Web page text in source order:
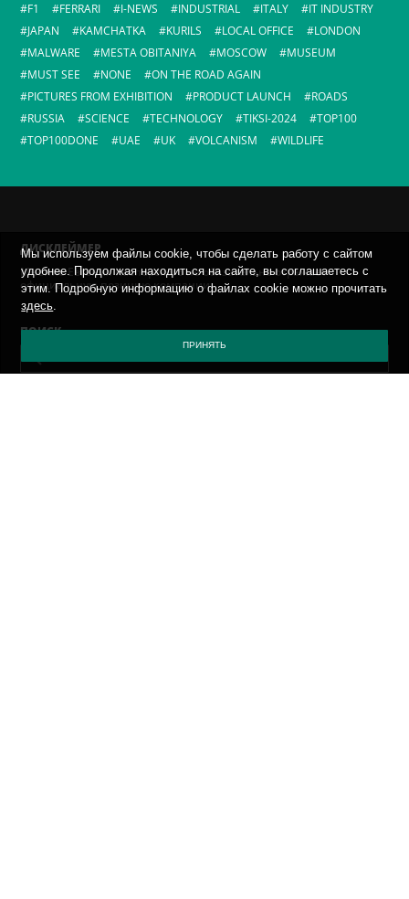
F1
FERRARI I-NEWS INDUSTRIAL ITALY
IT INDUSTRY
JAPAN
KAMCHATKA KURILS LOCAL OFFICE
LONDON
MALWARE
MESTA OBITANIYA MOSCOW
MUSEUM
MUST SEE
NONE
ON THE ROAD AGAIN
PICTURES FROM EXHIBITION
PRODUCT LAUNCH
ROADS
RUSSIA
SCIENCE TECHNOLOGY TIKSI-2024
TOP100
TOP100DONE
UAE UK VOLCANISM WILDLIFE
ДИСКЛЕЙМЕР
Мнение Евгения Касперского не обязательно отражает
официальную позицию компании.
ПОИСК
Мы используем файлы cookie, чтобы сделать работу с сайтом
удобнее. Продолжая находиться на сайте, вы соглашаетесь с
этим. Подробную информацию о файлах cookie можно прочитать
здесь.
ПРИНЯТЬ